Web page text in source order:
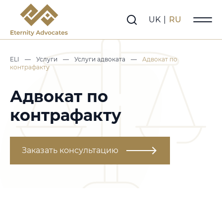
UK RU
ELI — Услуги — Услуги адвоката —
Адвокат по
контрафакту
Адвокат по
контрафакту
Заказать консультацию